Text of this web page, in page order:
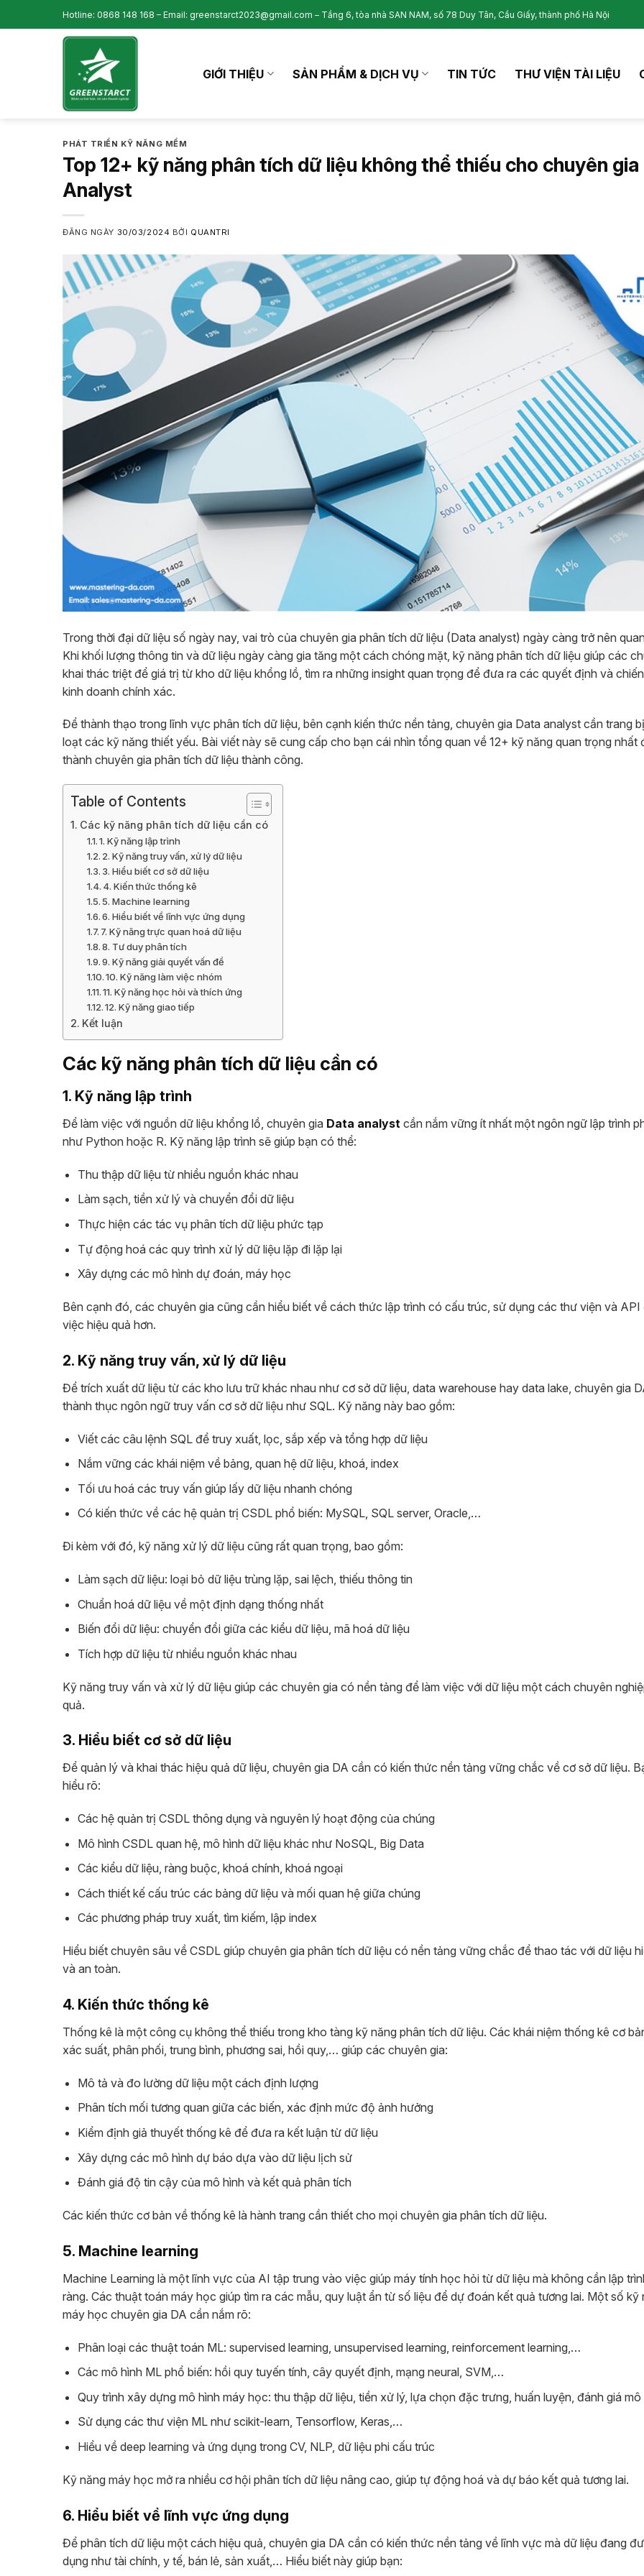
to
Hotline: 0868 148 168 – Email: greenstarct2023@gmail.com – Tầng 6, tòa nhà SAN NAM, số 78 Duy Tân, Cầu Giấy, thành phố Hà Nội
GIỚI THIỆU SẢN PHẨM & DỊCH VỤ TIN TỨC THƯ VIỆN TÀI LIỆU
PHÁT TRIỂN KỸ NĂNG MỀM
Top 12+ kỹ năng phân tích dữ liệu không thể thiếu cho chuyên
Analyst
ĐĂNG NGÀY 30/03/2024 BỞI QUANTRI
Trong thời đại dữ liệu số ngày nay, vai trò của chuyên gia phân tích dữ liệu (Data analyst) ngày càng trở nên
Khi khối lượng thông tin và dữ liệu ngày càng gia tăng một cách chóng mặt, kỹ năng phân tích dữ liệu giúp các
khai thác triệt để giá trị từ kho dữ liệu khổng lồ, tìm ra những insight quan trọng để đưa ra các quyết định và
kinh doanh chính xác.
Để thành thạo trong lĩnh vực phân tích dữ liệu, bên cạnh kiến thức nền tảng, chuyên gia Data analyst cần trang
loạt các kỹ năng thiết yếu. Bài viết này sẽ cung cấp cho bạn cái nhìn tổng quan về 12+ kỹ năng quan trọng nhất
thành chuyên gia phân tích dữ liệu thành công.
Table of Contents
Các kỹ năng phân tích dữ liệu cần có
1. Kỹ năng lập trình
2. Kỹ năng truy vấn, xử lý dữ liệu
3. Hiểu biết cơ sở dữ liệu
4. Kiến thức thống kê
5. Machine learning
6. Hiểu biết về lĩnh vực ứng dụng
7. Kỹ năng trực quan hoá dữ liệu
8. Tư duy phân tích
9. Kỹ năng giải quyết vấn đề
10. Kỹ năng làm việc nhóm
11. Kỹ năng học hỏi và thích ứng
12. Kỹ năng giao tiếp
Kết luận
Các kỹ năng phân tích dữ liệu cần có
1. Kỹ năng lập trình
Để làm việc với nguồn dữ liệu khổng lồ, chuyên gia Data analyst cần nắm vững ít nhất một ngôn ngữ lập trình
như Python hoặc R. Kỹ năng lập trình sẽ giúp bạn có thể:
Thu thập dữ liệu từ nhiều nguồn khác nhau
Làm sạch, tiền xử lý và chuyển đổi dữ liệu
Thực hiện các tác vụ phân tích dữ liệu phức tạp
Tự động hoá các quy trình xử lý dữ liệu lặp đi lặp lại
Xây dựng các mô hình dự đoán, máy học
Bên cạnh đó, các chuyên gia cũng cần hiểu biết về cách thức lập trình có cấu trúc, sử dụng các thư viện và API
việc hiệu quả hơn.
2. Kỹ năng truy vấn, xử lý dữ liệu
Để trích xuất dữ liệu từ các kho lưu trữ khác nhau như cơ sở dữ liệu, data warehouse hay data lake, chuyên gia
thành thục ngôn ngữ truy vấn cơ sở dữ liệu như SQL. Kỹ năng này bao gồm:
Viết các câu lệnh SQL để truy xuất, lọc, sắp xếp và tổng hợp dữ liệu
Nắm vững các khái niệm về bảng, quan hệ dữ liệu, khoá, index
Tối ưu hoá các truy vấn giúp lấy dữ liệu nhanh chóng
Có kiến thức về các hệ quản trị CSDL phổ biến: MySQL, SQL server, Oracle,…
Đi kèm với đó, kỹ năng xử lý dữ liệu cũng rất quan trọng, bao gồm:
Làm sạch dữ liệu: loại bỏ dữ liệu trùng lặp, sai lệch, thiếu thông tin
Chuẩn hoá dữ liệu về một định dạng thống nhất
Biến đổi dữ liệu: chuyển đổi giữa các kiểu dữ liệu, mã hoá dữ liệu
Tích hợp dữ liệu từ nhiều nguồn khác nhau
Kỹ năng truy vấn và xử lý dữ liệu giúp các chuyên gia có nền tảng để làm việc với dữ liệu một cách chuyên
quả.
3. Hiểu biết cơ sở dữ liệu
Để quản lý và khai thác hiệu quả dữ liệu, chuyên gia DA cần có kiến thức nền tảng vững chắc về cơ sở dữ liệu.
hiểu rõ:
Các hệ quản trị CSDL thông dụng và nguyên lý hoạt động của chúng
Mô hình CSDL quan hệ, mô hình dữ liệu khác như NoSQL, Big Data
Các kiểu dữ liệu, ràng buộc, khoá chính, khoá ngoại
Cách thiết kế cấu trúc các bảng dữ liệu và mối quan hệ giữa chúng
Các phương pháp truy xuất, tìm kiếm, lập index
Hiểu biết chuyên sâu về CSDL giúp chuyên gia phân tích dữ liệu có nền tảng vững chắc để thao tác với dữ liệu
và an toàn.
4. Kiến thức thống kê
Thống kê là một công cụ không thể thiếu trong kho tàng kỹ năng phân tích dữ liệu. Các khái niệm thống kê cơ
xác suất, phân phối, trung bình, phương sai, hồi quy,… giúp các chuyên gia:
Mô tả và đo lường dữ liệu một cách định lượng
Phân tích mối tương quan giữa các biến, xác định mức độ ảnh hưởng
Kiểm định giả thuyết thống kê để đưa ra kết luận từ dữ liệu
Xây dựng các mô hình dự báo dựa vào dữ liệu lịch sử
Đánh giá độ tin cậy của mô hình và kết quả phân tích
Các kiến thức cơ bản về thống kê là hành trang cần thiết cho mọi chuyên gia phân tích dữ liệu.
5. Machine learning
Machine Learning là một lĩnh vực của AI tập trung vào việc giúp máy tính học hỏi từ dữ liệu mà không cần lập
ràng. Các thuật toán máy học giúp tìm ra các mẫu, quy luật ẩn từ số liệu để dự đoán kết quả tương lai. Một số kỹ
máy học chuyên gia DA cần nắm rõ:
Phân loại các thuật toán ML: supervised learning, unsupervised learning, reinforcement learning,…
Các mô hình ML phổ biến: hồi quy tuyến tính, cây quyết định, mạng neural, SVM,…
Quy trình xây dựng mô hình máy học: thu thập dữ liệu, tiền xử lý, lựa chọn đặc trưng, huấn luyện, đánh giá mô
Sử dụng các thư viện ML như scikit-learn, Tensorflow, Keras,…
Hiểu về deep learning và ứng dụng trong CV, NLP, dữ liệu phi cấu trúc
Kỹ năng máy học mở ra nhiều cơ hội phân tích dữ liệu nâng cao, giúp tự động hoá và dự báo kết quả tương lai.
6. Hiểu biết về lĩnh vực ứng dụng
Để phân tích dữ liệu một cách hiệu quả, chuyên gia DA cần có kiến thức nền tảng về lĩnh vực mà dữ liệu đang
dụng như tài chính, y tế, bán lẻ, sản xuất,… Hiểu biết này giúp bạn: